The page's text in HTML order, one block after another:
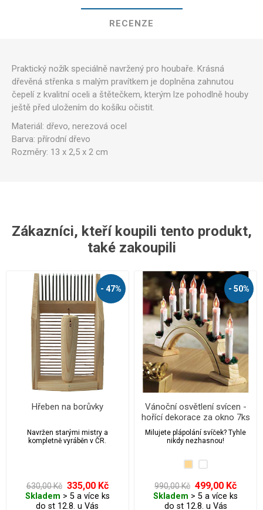
RECENZE
Praktický nožík speciálně navržený pro houbaře. Krásná
dřevěná střenka s malým pravítkem je doplněna zahnutou
čepelí z kvalitní oceli a štětečkem, kterým lze pohodlně houby
ještě před uložením do košíku očistit.
Materiál: dřevo, nerezová ocel
Barva: přírodní dřevo
Rozměry: 13 x 2,5 x 2 cm
Zákazníci, kteří koupili tento produkt,
také zakoupili
- 47%
Hřeben na borůvky
Navržen starými mistry a
kompletně vyráběn v ČR.
630,00 Kč 335,00 Kč
Skladem > 5 a více ks
do st 12.8. u Vás
- 50%
Vánoční osvětlení svícen -
hořící dekorace za okno 7ks
Milujete plápolání svíček? Tyhle
nikdy nezhasnou!
990,00 Kč 499,00 Kč
Skladem > 5 a více ks
do st 12.8. u Vás